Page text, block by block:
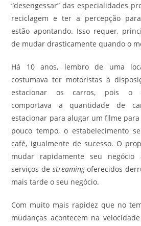
“desengessar” das especialidades
reciclagem e ter a percepção
estão apontando. Isso requer,
de mudar drasticamente quando o
Há 10 anos, lembro de uma
costumava ter motoristas à
estacionar os carros, pois o
comportava a quantidade de
estacionar para alugar um filme
pouco tempo, o estabelecimento
café, igualmente de sucesso. O
mudar rapidamente seu
serviços de streamingoferecidos
mais tarde o seu negócio.
Com muito mais rapidez que no
mudanças acontecem na